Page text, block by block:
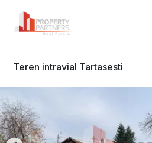
Teren intravial Tartasesti